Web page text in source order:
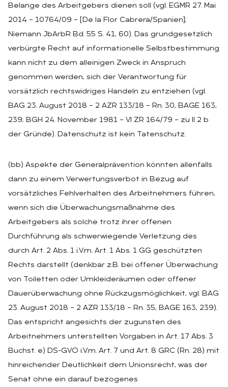
Belange des Arbeitgebers dienen soll (vgl. EGMR 27. Mai
2014 – 10764/09 – [De la Flor Cabrera/Spanien];
Niemann JbArbR Bd. 55 S. 41, 60). Das grundgesetzlich
verbürgte Recht auf informationelle Selbstbestimmung
kann nicht zu dem alleinigen Zweck in Anspruch
genommen werden, sich der Verantwortung für
vorsätzlich rechtswidriges Handeln zu entziehen (vgl.
BAG 23. August 2018 – 2 AZR 133/18 – Rn. 30, BAGE 163,
239; BGH 24. November 1981 – VI ZR 164/79 – zu II 2 b
der Gründe). Datenschutz ist kein Tatenschutz.
(bb) Aspekte der Generalprävention könnten allenfalls
dann zu einem Verwertungsverbot in Bezug auf
vorsätzliches Fehlverhalten des Arbeitnehmers führen,
wenn sich die Überwachungsmaßnahme des
Arbeitgebers als solche trotz ihrer offenen
Durchführung als schwerwiegende Verletzung des
durch Art. 2 Abs. 1 i.V.m. Art. 1 Abs. 1 GG geschützten
Rechts darstellt (denkbar z.B. bei offener Überwachung
von Toiletten oder Umkleideräumen oder offener
Dauerüberwachung ohne Rückzugsmöglichkeit, vgl. BAG
23. August 2018 – 2 AZR 133/18 – Rn. 35, BAGE 163, 239).
Das entspricht angesichts der zugunsten des
Arbeitnehmers unterstellten Vorgaben in Art. 17 Abs. 3
Buchst. e) DS-GVO i.V.m. Art. 7 und Art. 8 GRC (Rn. 28) mit
hinreichender Deutlichkeit dem Unionsrecht, was der
Senat ohne ein darauf bezogenes